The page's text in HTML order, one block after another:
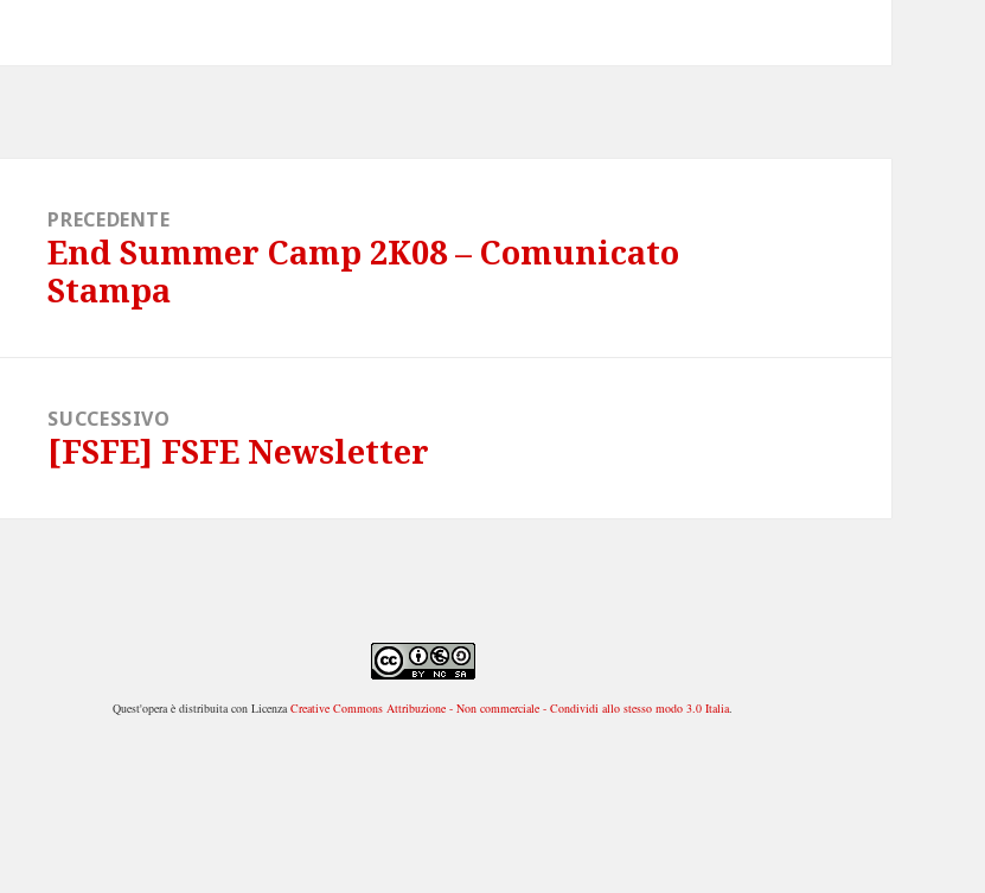
PRECEDENTE
Articolo
precedente:
End Summer Camp 2K08 – Comunicato
Stampa
SUCCESSIVO
Articolo
[FSFE] FSFE Newsletter
Quest'opera è distribuita con LicenzaCreative Commons Attribuzione - Non commerciale - Condividi allo stesso modo 3.0 Italia.